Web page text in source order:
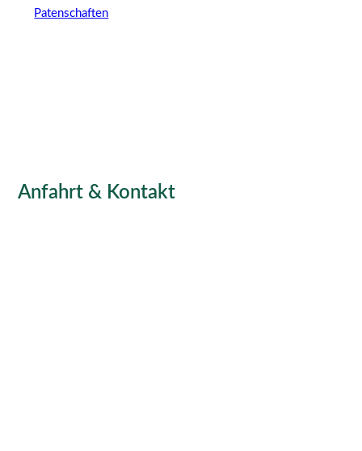
Patenschaften
Anfahrt & Kontakt